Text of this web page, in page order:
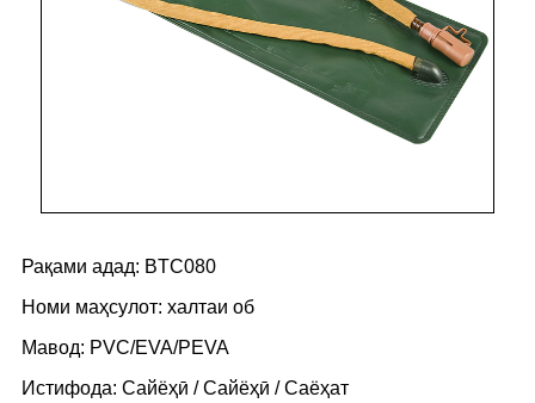
Рақами адад: BTC080
Номи маҳсулот: халтаи об
Мавод: PVC/EVA/PEVA
Истифода: Сайёҳӣ / Сайёҳӣ / Саёҳат